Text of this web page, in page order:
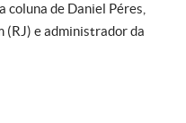
de Daniel Péres,
e administrador da